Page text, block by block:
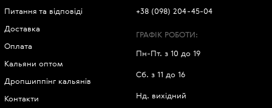
Питання та відповіді
Доставка
Оплата
Кальяни оптом
Дропшиппінг кальянів
Контакти
+38 (098) 204-45-04
ГРАФІК РОБОТИ:
Пн-Пт. з 10 до 19
Сб. з 11 до 16
Нд. вихідний